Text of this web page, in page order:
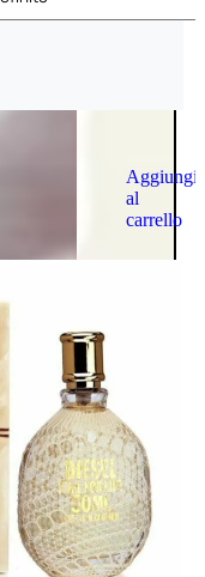
Aggiungi
al
carrello